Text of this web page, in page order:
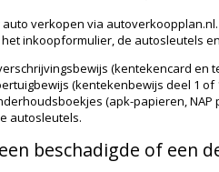
auto verkopen via
inkoopformulier, de autosleutels
(kentekencard en
(kentekenbewijs deel 1 of
(apk-papieren, NAP
autosleutels.
beschadigde of een